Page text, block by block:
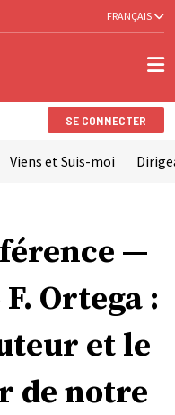
FRANÇAIS
SE CONNECTER
Viens et Suis-moi
—
Ortega :
et le
de notre